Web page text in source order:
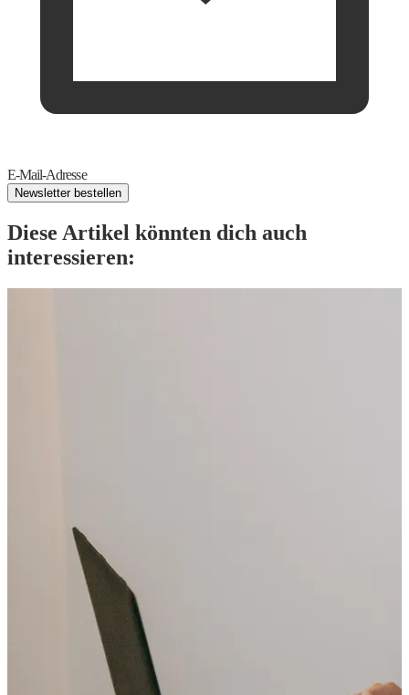
E-Mail-Adresse
Newsletter bestellen
Diese Artikel könnten dich auch
interessieren: